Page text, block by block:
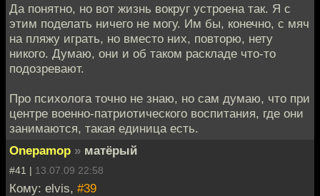
Да понятно, но вот жизнь вокруг устроена так. Я с
этим поделать ничего не могу. Им бы, конечно, с мяч
на пляжу играть, но вместо них, повторю, нету
никого. Думаю, они и об таком раскладе что-то
подозревают.
Про психолога точно не знаю, но сам думаю, что при
центре военно-патриотического воспитания, где они
занимаются, такая единица есть.
Onepamop » матёрый
#41 | 13.07.09 22:58
Кому: elvis, #39